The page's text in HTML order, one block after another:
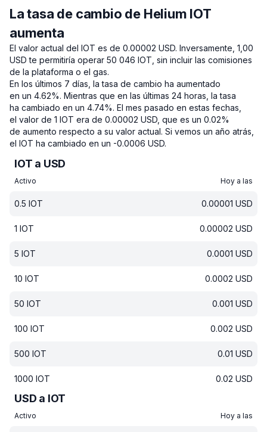
La tasa de cambio de Helium IOT
aumenta
El valor actual del IOT es de 0.00002 USD. Inversamente, 1,00
USD te permitiría operar 50 046 IOT, sin incluir las comisiones
de la plataforma o el gas.
En los últimos 7 días, la tasa de cambio ha aumentado
en un 4.62%. Mientras que en las últimas 24 horas, la tasa
ha cambiado en un 4.74%. El mes pasado en estas fechas,
el valor de 1 IOT era de 0.00002 USD, que es un 0.02%
de aumento respecto a su valor actual. Si vemos un año atrás,
el IOT ha cambiado en un -0.0006 USD.
IOT a USD
Activo Hoy a las
0.5 IOT 0.00001 USD
1 IOT 0.00002 USD
5 IOT 0.0001 USD
10 IOT 0.0002 USD
50 IOT 0.001 USD
100 IOT 0.002 USD
500 IOT 0.01 USD
1000 IOT 0.02 USD
USD a IOT
Activo Hoy a las